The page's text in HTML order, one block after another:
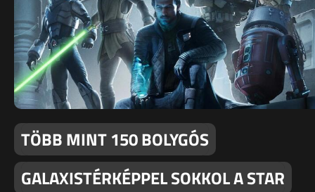
TÖBB MINT 150 BOLYGÓS
GALAXISTÉRKÉPPEL SOKKOL A STAR